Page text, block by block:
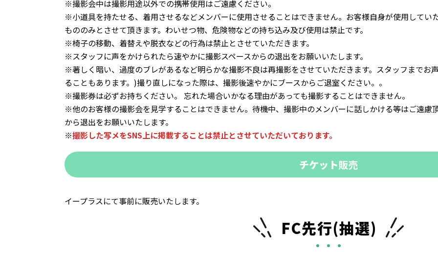
※撮影会中は撮影用途以外での携帯使用はご遠慮ください。
※小道具を持たせる、着用させるなどメンバーに使用させることはできません。お客様自身が使用してい
もののみとさせて頂きます。わいせつ物、危険物などの持ち込み及び使用は禁止です。
※椅子の移動、着替えや脱衣などの行為は禁止とさせていただきます。
※スタッフに声をかけられたら速やかに撮影スペースからの退出をお願いいたします。
※著しく暗い、過度のブレがあるなど明らかな撮影不良は再撮影をさせていただきます。スタッフまでお
ることもあります。)撮り直しになった際は、撮影後速やかにブースからご退室ください。。
※撮影券は必ずお持ちください。 忘れた場合いかなる理由があっても撮影することはできません。
※他のお客様の撮影会を見学することはできません。待機中、撮影中のメンバーに話しかける等はご遠慮
から退出をお願いいたします。
※撮影した写メをSNS上に掲載することは禁止とさせていただいております。
チケット販売
イープラスにて事前に販売いたします。
FC先行(抽選)